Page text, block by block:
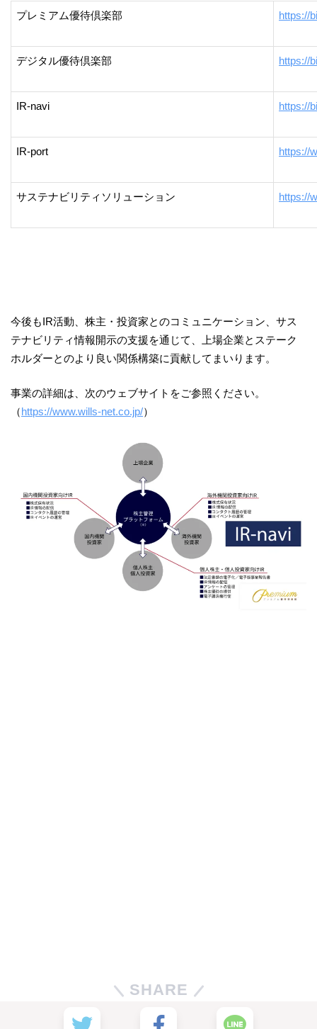
プレミアム優待倶楽部 https://
デジタル優待倶楽部 https://
IR-navi https://
IR-port https://
サステナビリティソリューション https://
今後もIR活動、株主・投資家とのコミュニケーション、サス
テナビリティ情報開示の支援を通じて、上場企業とステーク
ホルダーとのより良い関係構築に貢献してまいります。
事業の詳細は、次のウェブサイトをご参照ください。
（https://www.wills-net.co.jp/）
SHARE